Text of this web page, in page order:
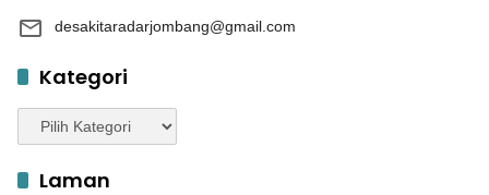
desakitaradarjombang@gmail.com
Kategori
Kategori
Laman